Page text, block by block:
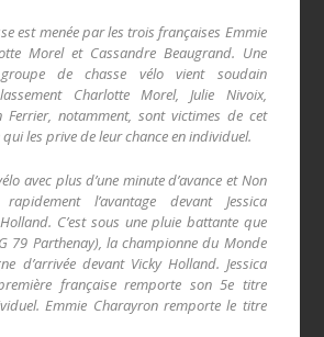
est menée par les trois françaises Emmie
Morel et Cassandre Beaugrand. Une
de chasse vélo vient soudain
Charlotte Morel, Julie Nivoix,
Ferrier, notamment, sont victimes de cet
les prive de leur chance en individuel.
avec plus d’une minute d’avance et Non
l’avantage devant Jessica
C’est sous une pluie battante que
79 Parthenay), la championne du Monde
d’arrivée devant Vicky Holland. Jessica
française remporte son 5e titre
Emmie Charayron remporte le titre